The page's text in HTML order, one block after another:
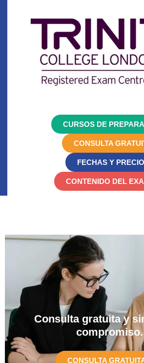
CURSOS DE
CONSULTA
FECHAS Y
CONTENIDO DEL
Consulta gratuita y
compromiso.​
CONSULTA